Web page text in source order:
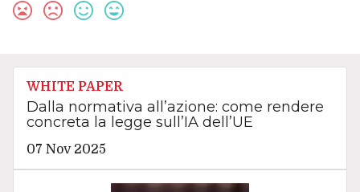
WHITE PAPER
Dalla normativa all’azione: come rendere
concreta la legge sull’IA dell’UE
07 Nov 2025